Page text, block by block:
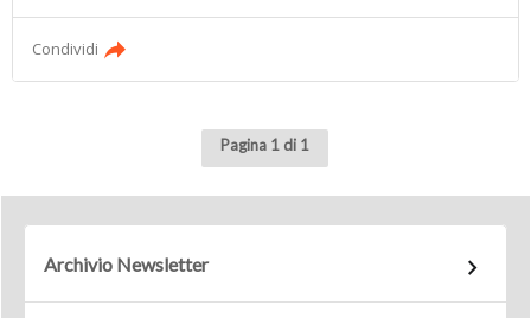
Condividi
Pagina 1 di 1
Archivio Newsletter